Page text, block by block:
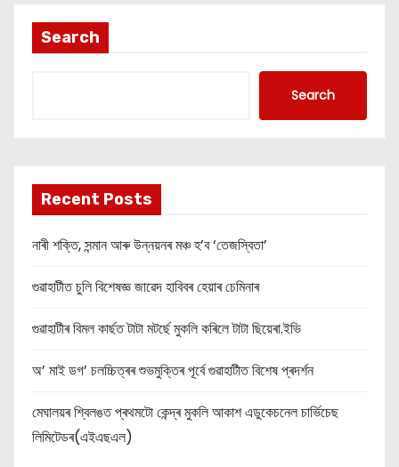
Search
Search
Recent Posts
নাৰী শক্তি, সন্মান আৰু উন্নয়নৰ মঞ্চ হ’ব ‘তেজস্বিতা’
গুৱাহাটীত চুলি বিশেষজ্ঞ জাৱেদ হাবিবৰ হেয়াৰ চেমিনাৰ
গুৱাহাটীৰ বিমল কাৰ্ছত টাটা মটৰ্ছে মুকলি কৰিলে টাটা ছিয়েৰা.ইভি
অ’ মাই ডগ’ চলচ্চিত্ৰৰ শুভমুক্তিৰ পূৰ্বে গুৱাহাটীত বিশেষ প্ৰদৰ্শন
মেঘালয়ৰ শ্বিলঙত প্ৰথমটো কেন্দ্ৰ মুকলি আকাশ এডুকেচনেল চাৰ্ভিচেছ
লিমিটেডৰ(এইএছএল)